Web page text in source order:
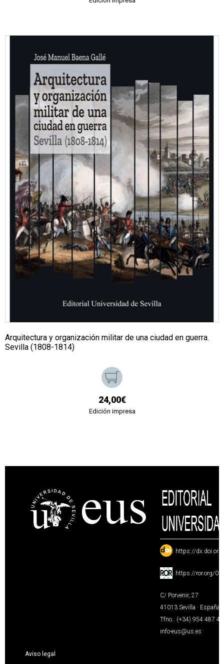
Arquitectura y organización militar de una ciudad en guerra.
Sevilla (1808-1814)
24,00€
Edición impresa
: https://
: https://ror.org/
C/ Porvenir, 27
41013 Sevilla · España
Tfno.: (+34) 954 487
info-eus@us.es
Aviso legal